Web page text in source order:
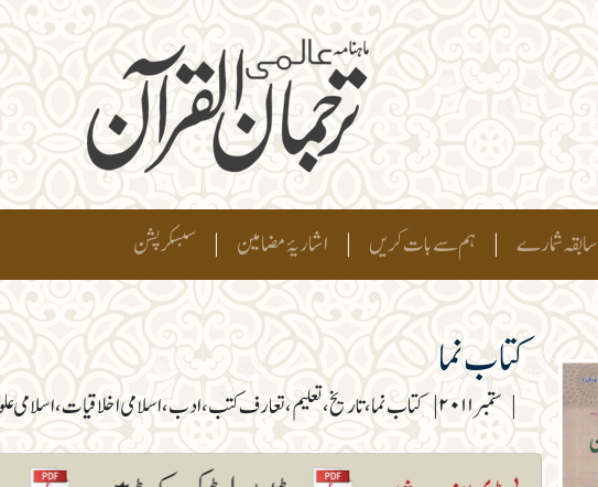
سابقہ شمارے | ہم سے بات کریں | اشاریۂ مضامین | سبسکرپشن
کتاب نما
| ستمبر ۲۰۱۱ | کتاب نما، تاریخ، تعلیم، تعارف کتب، ادب، اسلامی اخلاقیات، اسلامی